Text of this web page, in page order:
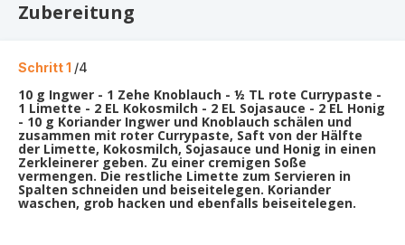
Zubereitung
Schritt 1 /4
10 g Ingwer - 1 Zehe Knoblauch - ½ TL rote Currypaste -
1 Limette - 2 EL Kokosmilch - 2 EL Sojasauce - 2 EL Honig
- 10 g Koriander Ingwer und Knoblauch schälen und
zusammen mit roter Currypaste, Saft von der Hälfte
der Limette, Kokosmilch, Sojasauce und Honig in einen
Zerkleinerer geben. Zu einer cremigen Soße
vermengen. Die restliche Limette zum Servieren in
Spalten schneiden und beiseitelegen. Koriander
waschen, grob hacken und ebenfalls beiseitelegen.